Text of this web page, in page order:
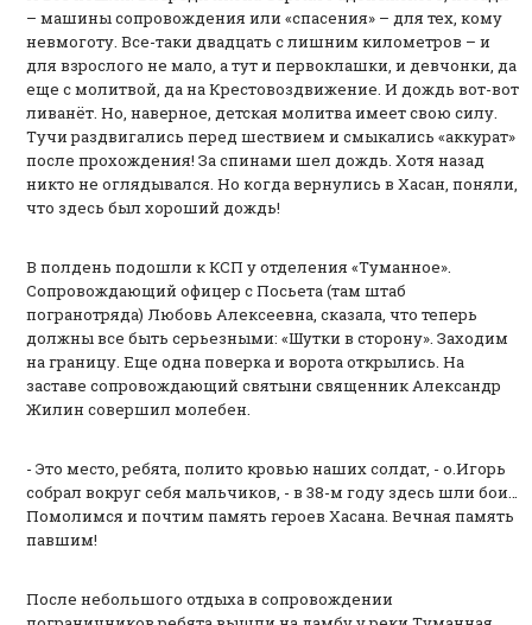
– машины сопровождения или «спасения» – для тех, кому
невмоготу. Все-таки двадцать с лишним километров – и
для взрослого не мало, а тут и первоклашки, и девчонки, да
еще с молитвой, да на Крестовоздвижение. И дождь вот-вот
ливанёт. Но, наверное, детская молитва имеет свою силу.
Тучи раздвигались перед шествием и смыкались «аккурат»
после прохождения! За спинами шел дождь. Хотя назад
никто не оглядывался. Но когда вернулись в Хасан, поняли,
что здесь был хороший дождь!
В полдень подошли к КСП у отделения «Туманное».
Сопровождающий офицер с Посьета (там штаб
погранотряда) Любовь Алексеевна, сказала, что теперь
должны все быть серьезными: «Шутки в сторону». Заходим
на границу. Еще одна поверка и ворота открылись. На
заставе сопровождающий святыни священник Александр
Жилин совершил молебен.
- Это место, ребята, полито кровью наших солдат, - о.Игорь
собрал вокруг себя мальчиков, - в 38-м году здесь шли бои…
Помолимся и почтим память героев Хасана. Вечная память
павшим!
После небольшого отдыха в сопровождении